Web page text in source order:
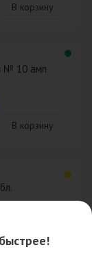
В корзину
№ 10 амп
В корзину
В корзину